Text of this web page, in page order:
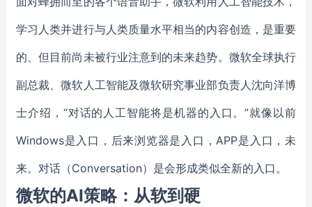
学习人类并进行与人类质量水平相当的内容创造，是重要
的、但目前尚未被行业注意到的未来趋势。微软全球执行
副总裁、微软人工智能及微软研究事业部负责人沈向洋博
士介绍，“对话的人工智能将是机器的入口。”就像以前
Windows是入口，后来浏览器是入口，APP是入口，未
来。对话（Conversation）是会形成类似全新的入口。
微软的AI策略：从软到硬